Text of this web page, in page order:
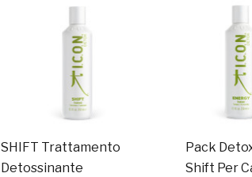
SHIFT Trattamento
Detossinante
Pack
Shift Per